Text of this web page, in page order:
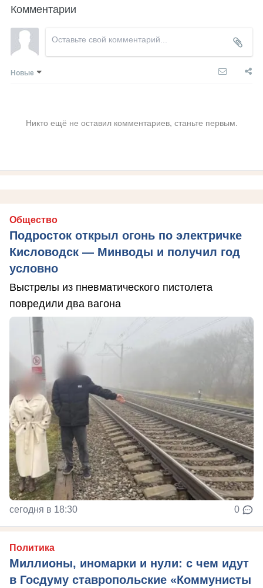
Комментарии
Новые
Никто ещё не оставил комментариев, станьте первым.
Общество
Подросток открыл огонь по электричке
Кисловодск — Минводы и получил год
условно
Выстрелы из пневматического пистолета
повредили два вагона
сегодня в 18:30 0
Политика
Миллионы, иномарки и нули: с чем идут
в Госдуму ставропольские «Коммунисты